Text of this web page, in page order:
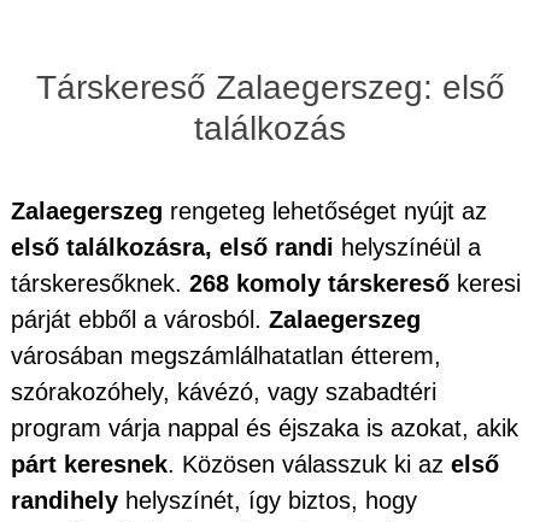
Társkereső Zalaegerszeg: első
találkozás
Zalaegerszeg rengeteg lehetőséget nyújt az
első találkozásra, első randi helyszínéül a
társkeresőknek. 268 komoly társkereső keresi
párját ebből a városból. Zalaegerszeg
városában megszámlálhatatlan étterem,
szórakozóhely, kávézó, vagy szabadtéri
program várja nappal és éjszaka is azokat, akik
párt keresnek. Közösen válasszuk ki az első
randihely helyszínét, így biztos, hogy